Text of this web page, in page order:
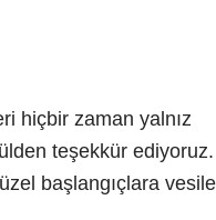
hiçbir zaman yalnız
teşekkür ediyoruz.
başlangıçlara vesile